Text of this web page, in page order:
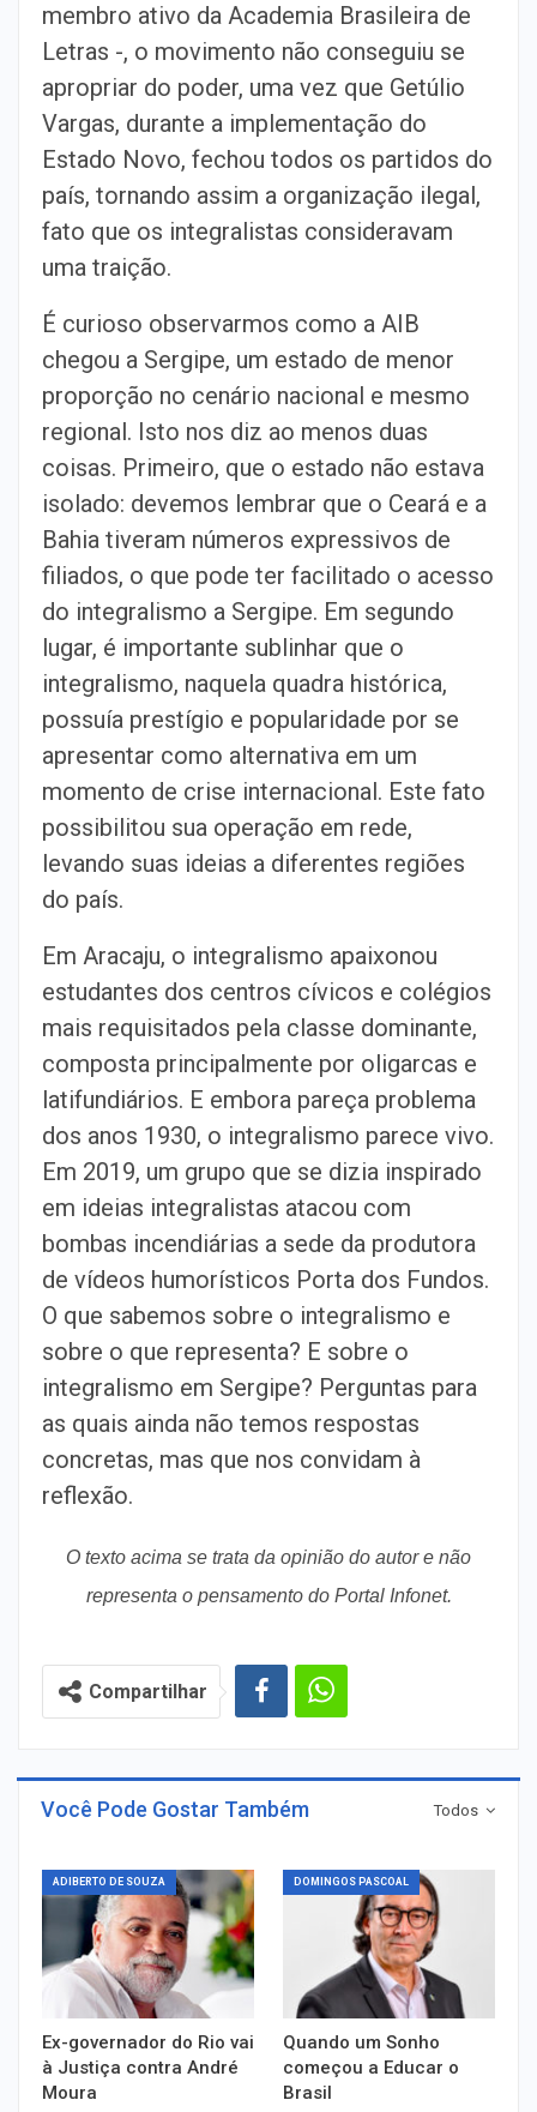
membro ativo da Academia Brasileira de
Letras -, o movimento não conseguiu se
apropriar do poder, uma vez que Getúlio
Vargas, durante a implementação do
Estado Novo, fechou todos os partidos do
país, tornando assim a organização ilegal,
fato que os integralistas consideravam
uma traição.
É curioso observarmos como a AIB
chegou a Sergipe, um estado de menor
proporção no cenário nacional e mesmo
regional. Isto nos diz ao menos duas
coisas. Primeiro, que o estado não estava
isolado: devemos lembrar que o Ceará e a
Bahia tiveram números expressivos de
filiados, o que pode ter facilitado o acesso
do integralismo a Sergipe. Em segundo
lugar, é importante sublinhar que o
integralismo, naquela quadra histórica,
possuía prestígio e popularidade por se
apresentar como alternativa em um
momento de crise internacional. Este fato
possibilitou sua operação em rede,
levando suas ideias a diferentes regiões
do país.
Em Aracaju, o integralismo apaixonou
estudantes dos centros cívicos e colégios
mais requisitados pela classe dominante,
composta principalmente por oligarcas e
latifundiários. E embora pareça problema
dos anos 1930, o integralismo parece vivo.
Em 2019, um grupo que se dizia inspirado
em ideias integralistas atacou com
bombas incendiárias a sede da produtora
de vídeos humorísticos Porta dos Fundos.
O que sabemos sobre o integralismo e
sobre o que representa? E sobre o
integralismo em Sergipe? Perguntas para
as quais ainda não temos respostas
concretas, mas que nos convidam à
reflexão.
O texto acima se trata da opinião do autor e não
representa o pensamento do Portal Infonet.
Compartilhar
Todos
Você Pode Gostar Também
ADIBERTO DE SOUZA
Ex-governador do Rio vai
à Justiça contra André
Moura
DOMINGOS PASCOAL
Quando um Sonho
começou a Educar o
Brasil